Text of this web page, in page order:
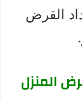
القرض
المنزل